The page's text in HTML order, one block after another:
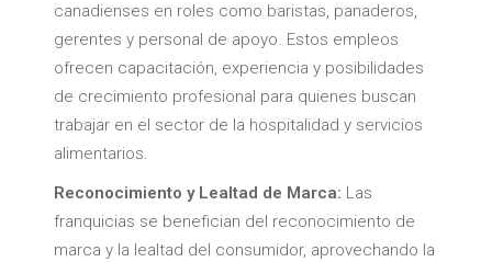
canadienses en roles como baristas, panaderos,
gerentes y personal de apoyo. Estos empleos
ofrecen capacitación, experiencia y posibilidades
de crecimiento profesional para quienes buscan
trabajar en el sector de la hospitalidad y servicios
alimentarios.
Reconocimiento y Lealtad de Marca: Las
franquicias se benefician del reconocimiento de
marca y la lealtad del consumidor, aprovechando la